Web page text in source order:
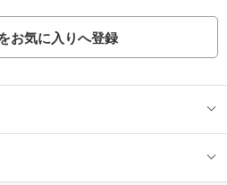
お気に入りへ登録